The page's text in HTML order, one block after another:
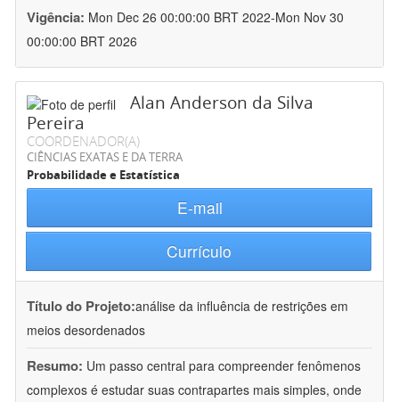
Vigência: Mon Dec 26 00:00:00 BRT 2022-Mon Nov 30
00:00:00 BRT 2026
Alan Anderson da Silva
Pereira
COORDENADOR(A)
CIÊNCIAS EXATAS E DA TERRA
Probabilidade e Estatística
E-mail
Currículo
Título do Projeto:análise da influência de restrições em
meios desordenados
Resumo: Um passo central para compreender fenômenos
complexos é estudar suas contrapartes mais simples, onde